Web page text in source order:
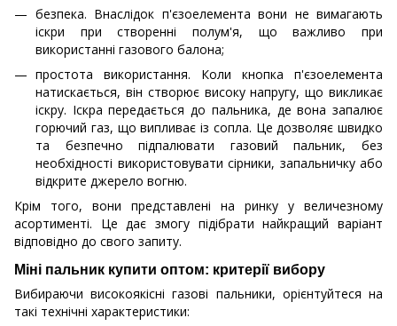
безпека. Внаслідок п'єзоелемента вони не вимагають
іскри при створенні полум'я, що важливо при
використанні газового балона;
простота використання. Коли кнопка п'єзоелемента
натискається, він створює високу напругу, що викликає
іскру. Іскра передається до пальника, де вона запалює
горючий газ, що випливає із сопла. Це дозволяє швидко
та безпечно підпалювати газовий пальник, без
необхідності використовувати сірники, запальничку або
відкрите джерело вогню.
Крім того, вони представлені на ринку у величезному
асортименті. Це дає змогу підібрати найкращий варіант
відповідно до свого запиту.
Міні пальник купити оптом: критерії вибору
Вибираючи високоякісні газові пальники, орієнтуйтеся на
такі технічні характеристики: